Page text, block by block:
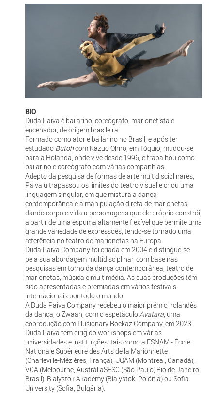
BIO
Duda Paiva é bailarino, coreógrafo, marionetista e
encenador, de origem brasileira.
Formado como ator e bailarino no Brasil, e após ter
estudado Butohcom Kazuo Ohno, em Tóquio, mudou-se
para a Holanda, onde vive desde 1996, e trabalhou como
bailarino e coreógrafo com várias companhias.
Adepto da pesquisa de formas de arte multidisciplinares,
Paiva ultrapassou os limites do teatro visual e criou uma
linguagem singular, em que mistura a dança
contemporânea e a manipulação direta de marionetas,
dando corpo e vida a personagens que ele próprio constrói,
a partir de uma espuma altamente flexível que permite uma
grande variedade de expressões, tendo-se tornado uma
referência no teatro de marionetas na Europa.
Duda Paiva Company foi criada em 2004 e distingue-se
pela sua abordagem multidisciplinar, com base nas
pesquisas em torno da dança contemporânea, teatro de
marionetas, música e multimédia. As suas produções têm
sido apresentadas e premiadas em vários festivais
internacionais por todo o mundo.
A Duda Paiva Company recebeu o maior prémio holandês
da dança, o Zwaan, com o espetáculoAvatara, uma
coprodução com Illusionary Rockaz Company, em 2023.
Duda Paiva tem dirigido workshops em várias
universidades e instituições, tais como a ESNAM - École
Nationale Supérieure des Arts de la Marionnette
(Charleville-Mézières, França), UQAM (Montreal, Canadá),
VCA (Melbourne, AustráliaSESC (São Paulo, Rio de Janeiro,
Brasil), Bialystok Akademy (Bialystok, Polónia) ou Sofia
University (Sofia, Bulgária).